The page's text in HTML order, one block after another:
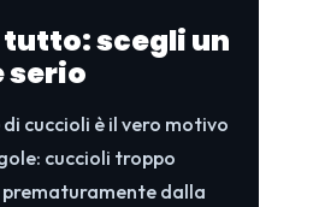
tutto: scegli un
serio
cuccioli è il vero motivo
cuccioli troppo
dalla